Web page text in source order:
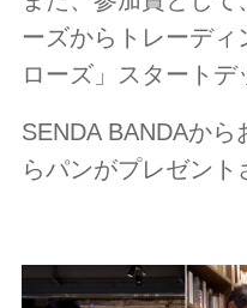
ーズからトレーディ
ローズ」スタートデ
SENDA BANDAか
らパンがプレゼント